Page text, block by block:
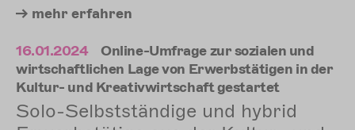
mehr erfahren
16.01.2024
Online-Umfrage zur sozialen und
wirtschaftlichen Lage von Erwerbstätigen in der
Kultur- und Kreativwirtschaft gestartet
Solo-Selbstständige und hybrid